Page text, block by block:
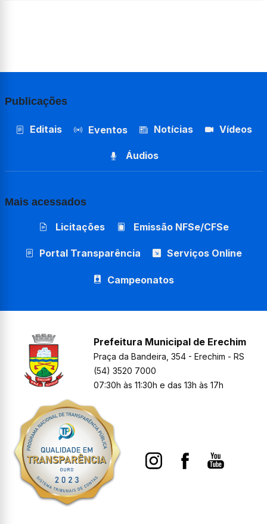
Publicações
Editais Eventos Notícias Vídeos
Áudios
Mais acessados
Licitações Emissão NFSe/CFSe
Portal Transparência Serviços Online
Campeonatos
Prefeitura Municipal de Erechim
Praça da Bandeira, 354 - Erechim - RS
(54) 3520 7000
07:30h às 11:30h e das 13h às 17h